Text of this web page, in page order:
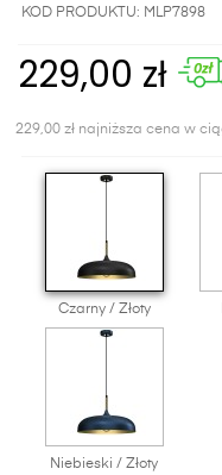
KOD PRODUKTU: MLP7898
229,00 zł
229,00 zł najniższa cena w
Czarny / Złoty
Niebieski / Złoty